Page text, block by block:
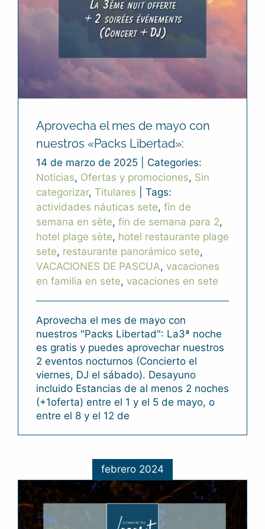
Aprovecha el mes de mayo con
nuestros «Packs Libertad»:
14 de marzo de 2025
Categories:
Noticias, Ofertas y promociones, Sin
categorizar, Titulares
Tags:
actividades náuticas sete, fin de
semana en sète, fin de semana para 2,
hotel plage sète, hotel restaurante plage
sete, restaurante panorámico sete,
VACACIONES DE PASCUA, vacaciones
en familia en sete, vacaciones en sete
Aprovecha el mes de mayo con
nuestros "Packs Libertad": La3ª noche
es gratis y puedes aprovechar nuestros
2 eventos nocturnos (Concierto el
viernes, DJ el sábado). Desayuno
incluido Estancias de al menos 2 noches
(+1oferta) entre el 1 y el 5 de mayo, o
entre el 8 y el 12 de
febrero 2024